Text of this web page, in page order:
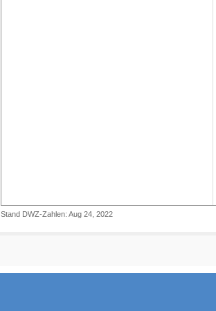
Stand DWZ-Zahlen: Aug 24, 2022